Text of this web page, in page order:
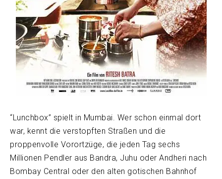
“Lunchbox” spielt in Mumbai. Wer schon einmal dort
war, kennt die verstopften Straßen und die
proppenvolle Vorortzüge, die jeden Tag sechs
Millionen Pendler aus Bandra, Juhu oder Andheri nach
Bombay Central oder den alten gotischen Bahnhof